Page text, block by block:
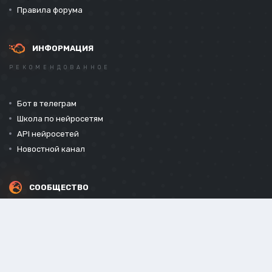
Правила форума
ИНФОРМАЦИЯ
РЕКОМЕНДОВАННОЕ
Бот в телеграм
Школа по нейросетям
API нейросетей
Новостной канал
СООБЩЕСТВО